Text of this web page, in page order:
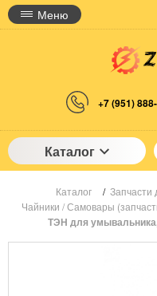
Меню
+7 (951)
Каталог
Каталог / Запчасти
Чайники / Самовары
ТЭН для